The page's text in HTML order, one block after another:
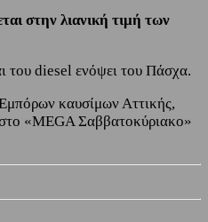
στην λιανική τιμή των
του diesel ενόψει του Πάσχα.
καυσίμων Αττικής,
«MEGA Σαββατοκύριακο»